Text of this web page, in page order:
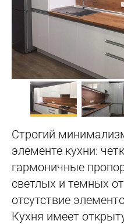
Строгий
элементе кухни:
гармоничные
светлых и темных
отсутствие
Кухня имеет